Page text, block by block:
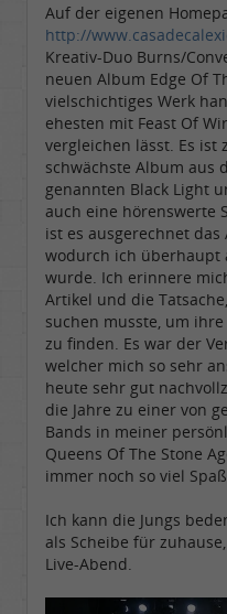
Auf der eigenen
http://
Kreativ-Duo Burns/
neuen Album Edge Of
vielschichtiges Werk
ehesten mit Feast Of
vergleichen lässt. Es ist
schwächste Album aus
genannten Black Light
auch eine hörenswerte
ist es ausgerechnet
wodurch ich überhaupt
wurde. Ich erinnere
Artikel und die
suchen musste, um
zu finden. Es war der
welcher mich so sehr
heute sehr gut
die Jahre zu einer von
Bands in meiner
Queens Of The Stone
immer noch so viel Spaß.
Ich kann die Jungs
als Scheibe für
Live-Abend.